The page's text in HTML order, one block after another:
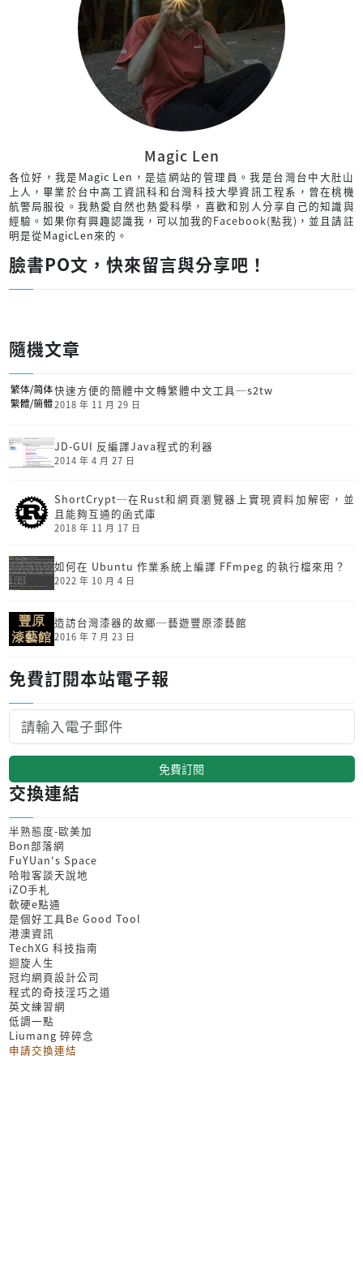
Magic Len
各位好，我是Magic Len，是這網站的管理員。我是台灣台中大肚山
上人，畢業於台中高工資訊科和台灣科技大學資訊工程系，曾在桃機
航警局服役。我熱愛自然也熱愛科學，喜歡和別人分享自己的知識與
經驗。如果你有興趣認識我，可以加我的Facebook(點我) ，並且請註
明是從MagicLen來的。
臉書PO文，快來留言與分享吧！
隨機文章
快速方便的簡體中文轉繁體中文工具─s2tw
2018 年 11 月 29 日
JD-GUI 反編譯Java程式的利器
2014 年 4 月 27 日
ShortCrypt─在Rust和網頁瀏覽器上實現資料加解密，並
且能夠互通的函式庫
2018 年 11 月 17 日
如何在 Ubuntu 作業系統上編譯 FFmpeg 的執行檔來用？
2022 年 10 月 4 日
造訪台灣漆器的故鄉─藝遊豐原漆藝館
2016 年 7 月 23 日
免費訂閱本站電子報
免費訂閱
交換連結
半熟態度-歐美加
Bon部落網
FuYUan's Space
哈啦客談天說地
iZO手札
軟硬e點通
是個好工具Be Good Tool
港澳資訊
TechXG 科技指南
迴旋人生
冠均網頁設計公司
程式的奇技淫巧之道
英文練習網
低調一點
Liumang 碎碎念
申請交換連結